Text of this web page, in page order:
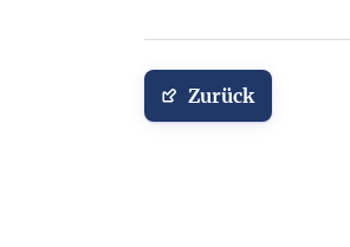
Zurück